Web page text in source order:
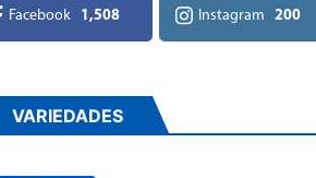
Facebook 1,508 Instagram 200
VARIEDADES